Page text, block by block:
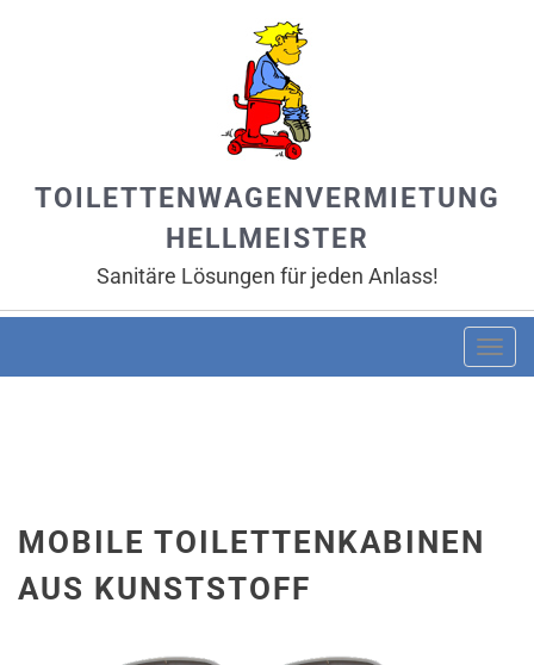
TOILETTENWAGENVERMIETUNG
HELLMEISTER
Sanitäre Lösungen für jeden Anlass!
MOBILE TOILETTENKABINEN
AUS KUNSTSTOFF